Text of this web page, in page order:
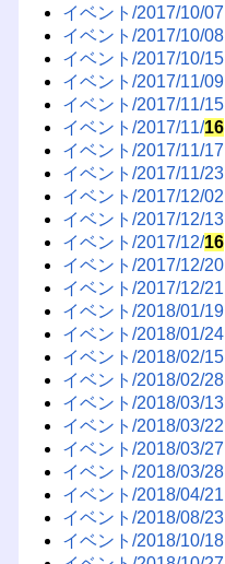
イベント/2017/10/07
イベント/2017/10/08
イベント/2017/10/15
イベント/2017/11/09
イベント/2017/11/15
イベント/2017/11/16
イベント/2017/11/17
イベント/2017/11/23
イベント/2017/12/02
イベント/2017/12/13
イベント/2017/12/16
イベント/2017/12/20
イベント/2017/12/21
イベント/2018/01/19
イベント/2018/01/24
イベント/2018/02/15
イベント/2018/02/28
イベント/2018/03/13
イベント/2018/03/22
イベント/2018/03/27
イベント/2018/03/28
イベント/2018/04/21
イベント/2018/08/23
イベント/2018/10/18